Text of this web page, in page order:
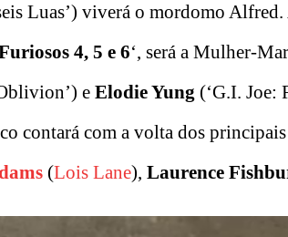
Luas’) viverá o mordomo
4, 5 e 6‘, será a Mulher-
e Elodie Yung (‘G.I. Joe:
contará com a volta dos principais
(Lois Lane), Laurence